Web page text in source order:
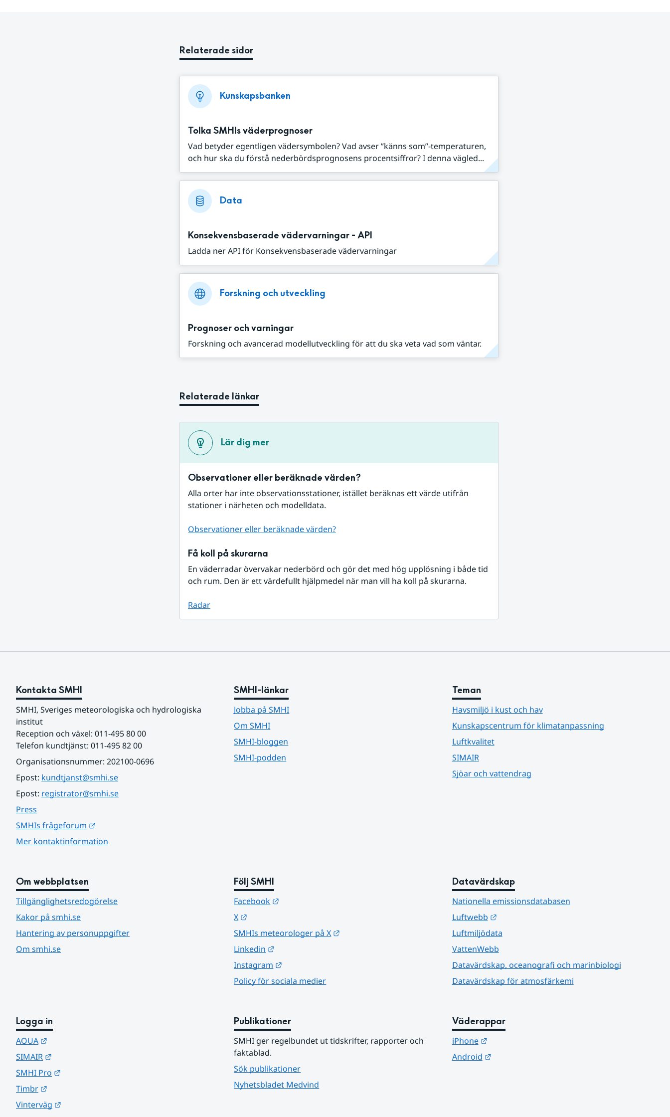
Relaterade sidor
Kunskapsbanken
Tolka SMHIs väderprognoser
Vad betyder egentligen vädersymbolen? Vad avser ”känns som”-temperaturen,
och hur ska du förstå nederbördsprognosens procentsiffror? I denna vägled...
Data
Konsekvensbaserade vädervarningar - API
Ladda ner API för Konsekvensbaserade vädervarningar
Forskning och utveckling
Prognoser och varningar
Forskning och avancerad modellutveckling för att du ska veta vad som väntar.
Relaterade länkar
Lär dig mer
Observationer eller beräknade värden?
Alla orter har inte observationsstationer, istället beräknas ett värde utifrån
stationer i närheten och modelldata.
Observationer eller beräknade värden?
Få koll på skurarna
En väderradar övervakar nederbörd och gör det med hög upplösning i både tid
och rum. Den är ett värdefullt hjälpmedel när man vill ha koll på skurarna.
Radar
Kontakta SMHI
SMHI, Sveriges meteorologiska och hydrologiska
institut
Reception och växel: 011-495 80 00
Telefon kundtjänst: 011-495 82 00
Organisationsnummer: 202100-0696
Epost: kundtjanst@smhi.se
Epost: registrator@smhi.se
Press
SMHIs frågeforum
Mer kontaktinformation
SMHI-länkar
Jobba på SMHI
Om SMHI
SMHI-bloggen
SMHI-podden
Teman
Havsmiljö i kust och hav
Kunskapscentrum för klimatanpassning
Luftkvalitet
SIMAIR
Sjöar och vattendrag
Om webbplatsen
Tillgänglighetsredogörelse
Kakor på smhi.se
Hantering av personuppgifter
Om smhi.se
Följ SMHI
Facebook
X
SMHIs meteorologer på X
Linkedin
Instagram
Policy för sociala medier
Datavärdskap
Nationella emissionsdatabasen
Luftwebb
Länk till annan webbplats.
Luftmiljödata
VattenWebb
Datavärdskap, oceanografi och marinbiologi
Datavärdskap för atmosfärkemi
Logga in
AQUA
SIMAIR
SMHI Pro
Timbr
Vinterväg
Publikationer
SMHI ger regelbundet ut tidskrifter, rapporter och
faktablad.
Sök publikationer
Nyhetsbladet Medvind
Väderappar
iPhone
Länk till annan webbplats.
Android
Länk till annan webbplats.